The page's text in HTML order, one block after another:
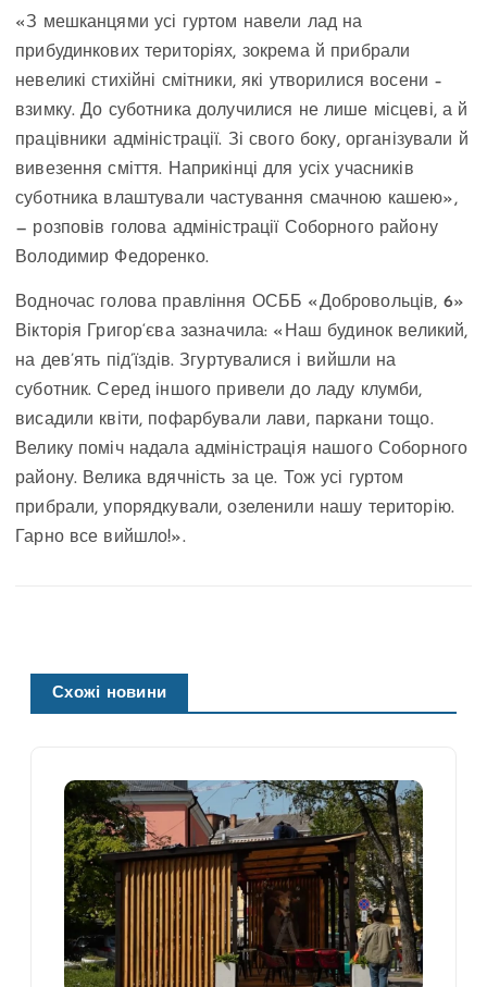
«З мешканцями усі гуртом навели лад на
прибудинкових територіях, зокрема й прибрали
невеликі стихійні смітники, які утворилися восени –
взимку. До суботника долучилися не лише місцеві, а й
працівники адміністрації. Зі свого боку, організували й
вивезення сміття. Наприкінці для усіх учасників
суботника влаштували частування смачною кашею»,
— розповів голова адміністрації Соборного району
Володимир Федоренко.
Водночас голова правління ОСББ «Добровольців, 6»
Вікторія Григор‘єва зазначила: «Наш будинок великий,
на дев’ять під’їздів. Згуртувалися і вийшли на
суботник. Серед іншого привели до ладу клумби,
висадили квіти, пофарбували лави, паркани тощо.
Велику поміч надала адміністрація нашого Соборного
району. Велика вдячність за це. Тож усі гуртом
прибрали, упорядкували, озеленили нашу територію.
Гарно все вийшло!».
Схожі новини